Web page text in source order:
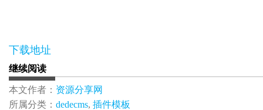
下载地址
继续阅读
本文作者： 资源分享网
所属分类： dedecms, 插件模板